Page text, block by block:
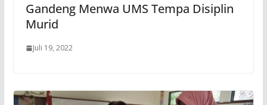
Gandeng Menwa UMS Tempa Disiplin
Murid
Juli 19, 2022